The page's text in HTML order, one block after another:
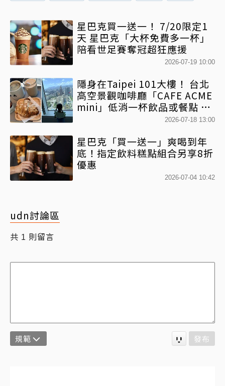
星巴克買一送一！ 7/20限定1
天 星巴克「大杯免費多一杯」
陪看世足賽奪冠超狂應援
2026-07-19 10:00
隱身在Taipei 101大樓！ 台北
高空景觀咖啡廳「CAFE ACME
mini」低消一杯飲品或餐點 就
能俯瞰台北信義區美景2026-07-18 13:00
星巴克「買一送一」爽喝到年
底！指定飲料糕點組合另享8折
優惠
2026-07-04 10:42
udn討論區
共 1 則留言
規範 發布